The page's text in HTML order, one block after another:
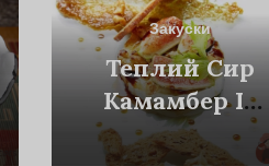
Закуски
Теплий Сир
Камамбер Із
Соусом Унаги